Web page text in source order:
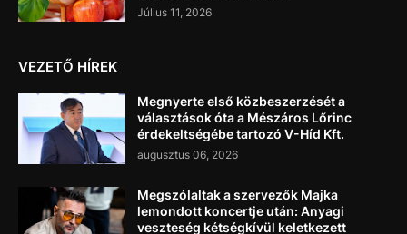
Július 11, 2026
VEZETŐ HÍREK
Megnyerte első közbeszerzését a
választások óta a Mészáros Lőrinc
érdekeltségébe tartozó V-Híd Kft.
augusztus 06, 2026
Megszólaltak a szervezők Majka
lemondott koncertje után: Anyagi
veszteség kétségkívül keletkezett